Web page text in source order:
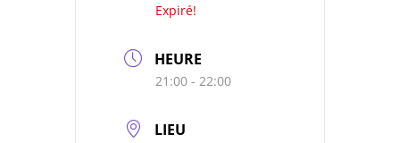
Expiré!
HEURE
21:00 - 22:00
LIEU